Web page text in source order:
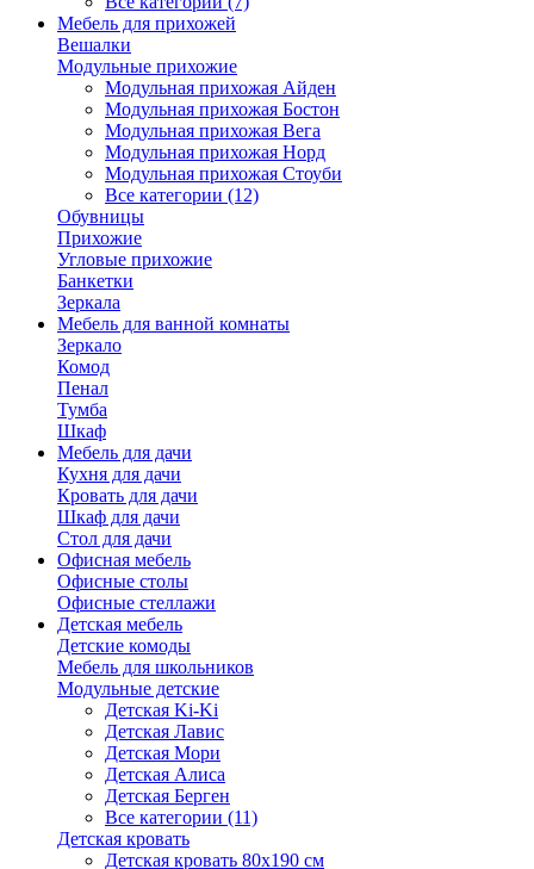
Мебель для прихожей
Вешалки
Модульные прихожие
Модульная прихожая Айден
Модульная прихожая Бостон
Модульная прихожая Вега
Модульная прихожая Норд
Модульная прихожая Стоуби
Все категории (12)
Обувницы
Прихожие
Угловые прихожие
Банкетки
Зеркала
Мебель для ванной комнаты
Зеркало
Комод
Пенал
Тумба
Шкаф
Мебель для дачи
Кухня для дачи
Кровать для дачи
Шкаф для дачи
Стол для дачи
Офисная мебель
Офисные столы
Офисные стеллажи
Детская мебель
Детские комоды
Мебель для школьников
Модульные детские
Детская Ki-Ki
Детская Лавис
Детская Мори
Детская Алиса
Детская Берген
Все категории (11)
Детская кровать
Детская кровать 80х190 см